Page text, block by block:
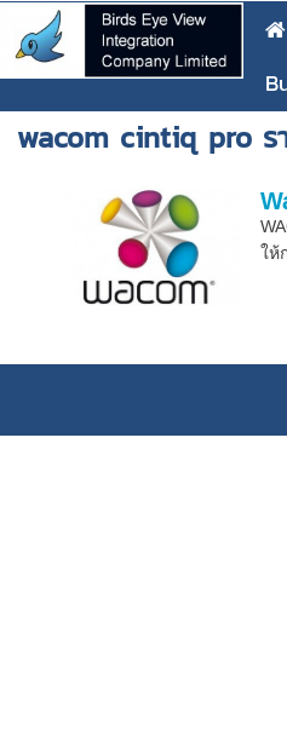
wacom cintiq pro ร
ให้